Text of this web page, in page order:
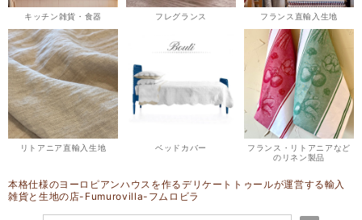
キッチン雑貨・食器 フレグランス フランス直輸入生地
リトアニア直輸入生地 ベッドカバー
フランス・リトアニアなど
のリネン製品
本格仕様のヨーロピアンハウスを作るデリケートトゥールが運営する輸入
雑貨と生地の店-Fumurovilla-フムロビラ